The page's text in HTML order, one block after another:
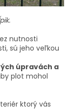
nutnosti
sú jeho veľkou
úpravách a
plot mohol
ktorý vás